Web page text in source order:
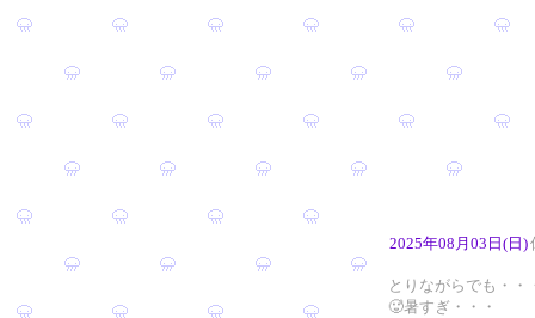
2025年08月03日(日)
とりながらでも・・
🥵暑すぎ・・・